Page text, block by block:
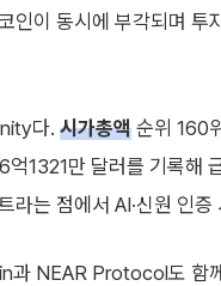
인이 동시에 부각되며
다. 시가총액 순위 160
1321만 달러를 기록해
라는 점에서 AI·신원 인
과 NEAR Protocol도 함